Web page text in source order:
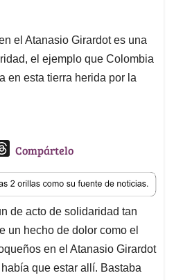
el Atanasio Girardot es una
el ejemplo que Colombia
en esta tierra herida por la
T
r
e
a
d
s
Compártelo
de acto de solidaridad tan
un hecho de dolor como el
en el Atanasio Girardot
que estar allí. Bastaba